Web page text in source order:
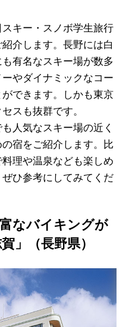
キー・スノボ学生旅行
介します。長野には白
有名なスキー場が数多
やダイナミックなコー
できます。しかも東京
スも抜群です。
人気なスキー場の近く
宿をご紹介します。比
理や温泉なども楽しめ
ひ参考にしてみてくだ
なバイキングが
」（長野県）